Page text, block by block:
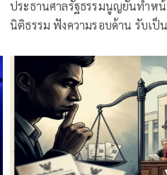
ประธานศาลรัฐธรรมนูญยันทำห
นิติธรรม ฟังความรอบด้าน รับเป็นปกติในการพิจารณา
เปรียบศาลไม่ได้อยู่ในบ้านป่าเมื
สังคม-ทั่วโลก จับตา เผยทั่วโลกมีปัญหาการเลือกตั้ง ไม่ใช่
แค่ไทย